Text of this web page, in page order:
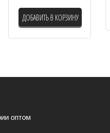
ДОБАВИТЬ В КОРЗИНУ
оптом